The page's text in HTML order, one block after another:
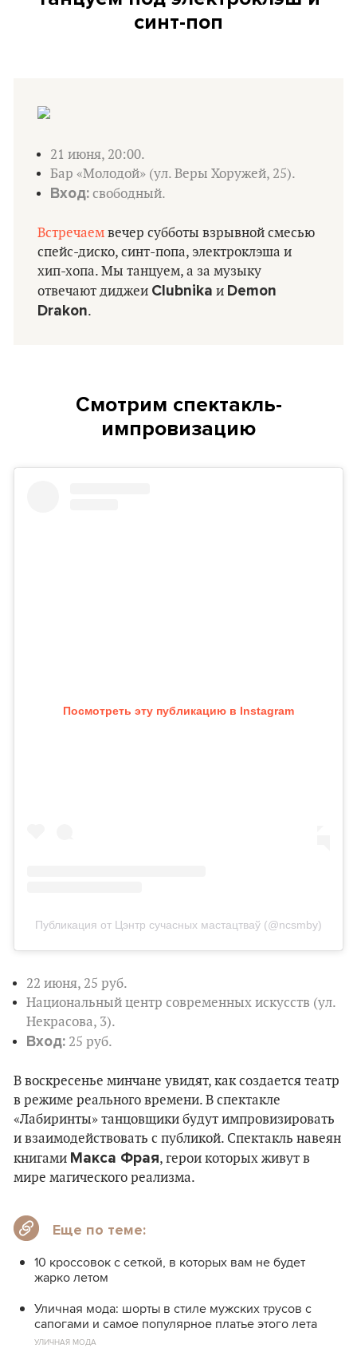
синт-поп
21 июня, 20:00.
Бар «Молодой» (ул. Веры Хоружей, 25).
Вход: свободный.
Встречаем вечер субботы взрывной смесью
спейс-диско, синт-попа, электроклэша и
хип-хопа. Мы танцуем, а за музыку
отвечают диджеи Clubnika и Demon
Drakon.
Смотрим спектакль-
импровизацию
Посмотреть эту публикацию в Instagram
Публикация от Цэнтр сучасных мастацтваў (@ncsmby)
22 июня, 25 руб.
Национальный центр современных искусств (ул.
Некрасова, 3).
Вход: 25 руб.
В воскресенье минчане увидят, как создается театр
в режиме реального времени. В спектакле
«Лабиринты» танцовщики будут импровизировать
и взаимодействовать с публикой. Спектакль навеян
книгами Макса Фрая, герои которых живут в
мире магического реализма.
Еще по теме:
10 кроссовок с сеткой, в которых вам не будет
жарко летом
Уличная мода: шорты в стиле мужских трусов с
сапогами и самое популярное платье этого лета
УЛИЧНАЯ МОДА